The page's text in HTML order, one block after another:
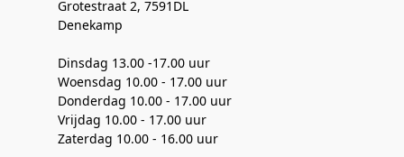
Grotestraat 2, 7591DL
Denekamp
Dinsdag 13.00 -17.00 uur
Woensdag 10.00 - 17.00 uur
Donderdag 10.00 - 17.00 uur
Vrijdag 10.00 - 17.00 uur
Zaterdag 10.00 - 16.00 uur